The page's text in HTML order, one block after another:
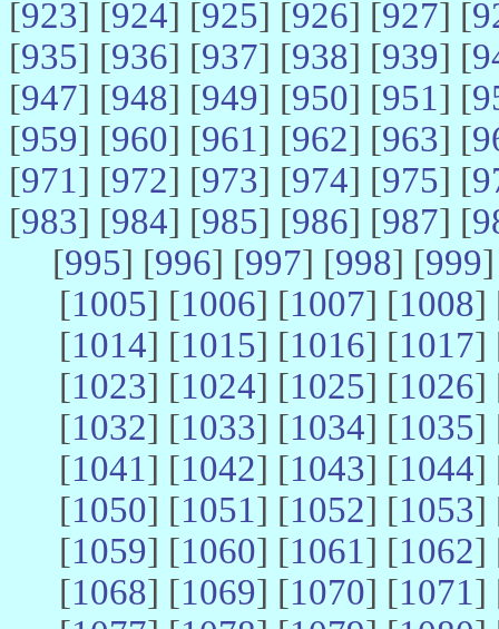
[923] [924] [925] [926] [927] [
[935] [936] [937] [938] [939] [
[947] [948] [949] [950] [951] [
[959] [960] [961] [962] [963] [
[971] [972] [973] [974] [975] [
[983] [984] [985] [986] [987] [
[995] [996] [997] [998] [999
[1005] [1006] [1007] [1008]
[1014] [1015] [1016] [1017]
[1023] [1024] [1025] [1026]
[1032] [1033] [1034] [1035]
[1041] [1042] [1043] [1044]
[1050] [1051] [1052] [1053]
[1059] [1060] [1061] [1062]
[1068] [1069] [1070] [1071]